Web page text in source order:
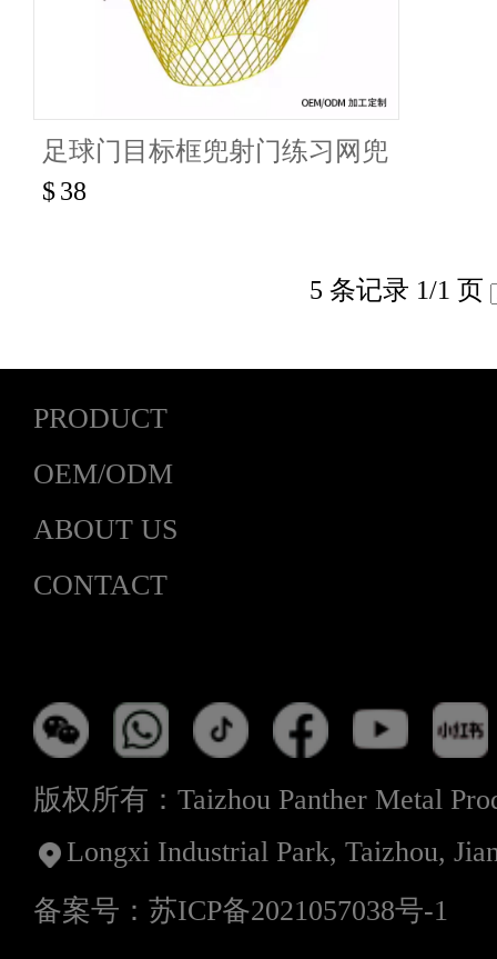
足球门目标框兜射门练习网兜
$38
5 条记录 1/1 页
PRODUCT
OEM/ODM
ABOUT US
CONTACT
版权所有：Taizhou Panther Metal
Longxi Industrial Park, Taizhou,
备案号：苏ICP备2021057038号-1